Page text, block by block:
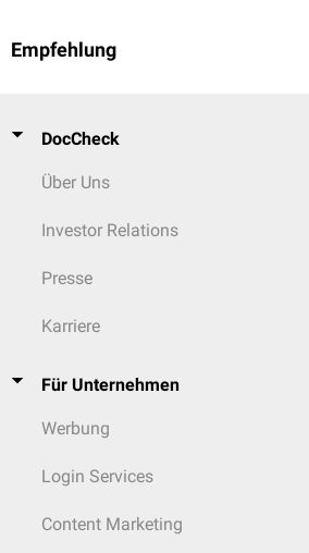
Empfehlung
DocCheck
Über Uns
Investor Relations
Presse
Karriere
Für Unternehmen
Werbung
Login Services
Content Marketing